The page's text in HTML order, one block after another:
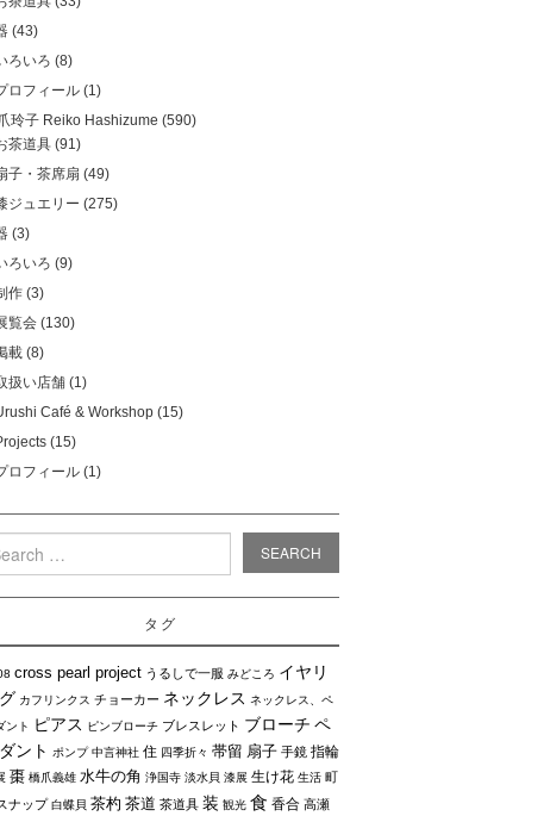
(43)
ろいろ (8)
ロフィール (1)
玲子 Reiko Hashizume (590)
茶道具 (91)
子・茶席扇 (49)
ジュエリー (275)
(3)
ろいろ (9)
作 (3)
覧会 (130)
載 (8)
扱い店舗 (1)
Café & Workshop (15)
(15)
ロフィール (1)
タグ
cross pearl project うるしで一服 みどころ イヤリ
カフリンクス チョーカー ネックレス ネックレス、ペ
ント
ピアス ピンブローチ ブレスレット ブローチ ペ
ント
ポンプ 中言神社 住 四季折々 帯留 扇子 手鏡 指輪
棗 橋爪義雄 水牛の角 浄国寺 淡水貝 漆展 生け花 生活 町
ナップ 白蝶貝 茶杓 茶道 茶道具 装 観光 食 香合 高瀬